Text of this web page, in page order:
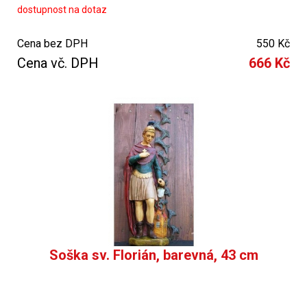
dostupnost na dotaz
Cena bez DPH 550 Kč
Cena vč. DPH 666 Kč
Soška sv. Florián, barevná, 43 cm